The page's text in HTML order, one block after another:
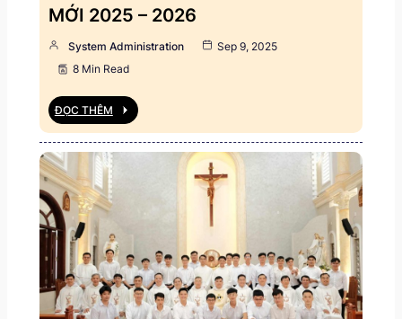
MỚI 2025 – 2026
System Administration
Sep 9, 2025
8 Min Read
ĐỌC THÊM